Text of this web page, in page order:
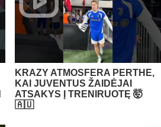
KRAZY ATMOSFERA PERTHE,
KAI JUVENTUS ŽAIDĖJAI
ATSAKYS Į TRENIRUOTĘ 🤯
🇦🇺